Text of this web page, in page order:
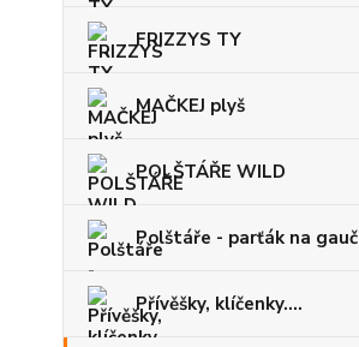
FRIZZYS TY
MAČKEJ plyš
POLŠTÁŘE WILD
Polštáře - parťák na gauč
Přívěšky, klíčenky....